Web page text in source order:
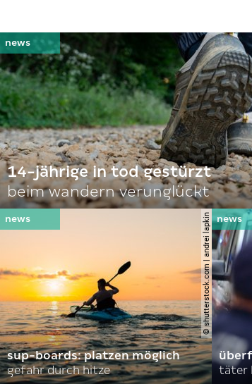
14-jährige in tod gestürzt
beim wandern verunglückt
© shutterstock.com | andrei lapkin
sup-boards: platzen möglich
gefahr durch hitze
täter